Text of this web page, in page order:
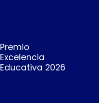
Premio
Excelencia
Educativa 2026